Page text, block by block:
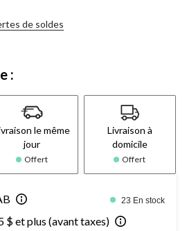
de soldes
:
le même
jour
Offert
Livraison à
domicile
Offert
23 En stock
$ et plus (avant taxes)